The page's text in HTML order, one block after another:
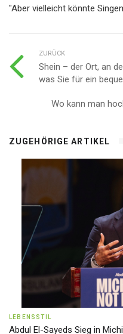
"Aber vielleicht könnte
ZURÜCK
Shein – der Ort, an
was Sie für ein
Wo kann man
ZUGEHÖRIGE ARTIKEL
LEBENSSTIL
Abdul El-Sayeds Sieg in